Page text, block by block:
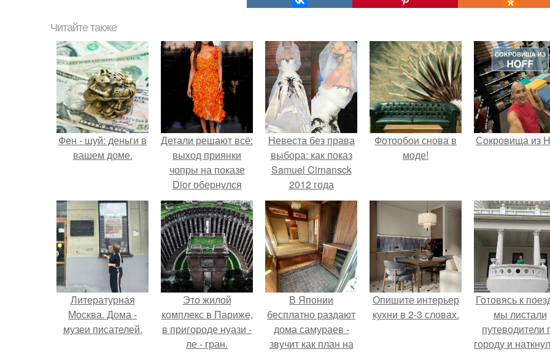
Читайте также
Фен - шуй: деньги в
вашем доме.
Детали решают всё:
выход приянки
чопры на показе
Dior обернулся
шквалом критики
из-за небрежного
пошива.
Невеста без права
выбора: как показ
Samuel Cirnansck
2012 года
превратил подиум
в манифест против
принуждения.
Фотообои снова в
моде!
Сокровища из
Литературная
Москва. Дома -
музеи писателей.
Это жилой
комплекс в Париже,
в пригороде нуази -
ле - гран.
В Японии
бесплатно раздают
дома самураев -
звучит как план на
Опишите интерьер
кухни в 2-3 словах.
Готовясь к
мы листали
путеводители
городу и